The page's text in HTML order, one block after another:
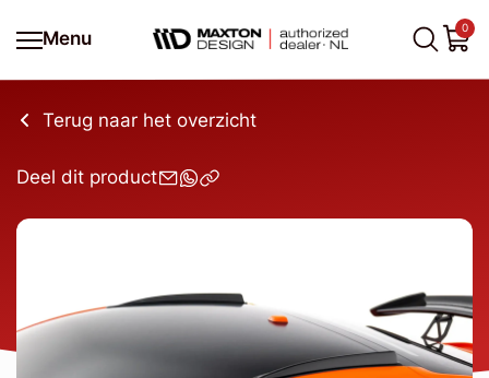
Menu
0
Terug naar het overzicht
Deel dit product